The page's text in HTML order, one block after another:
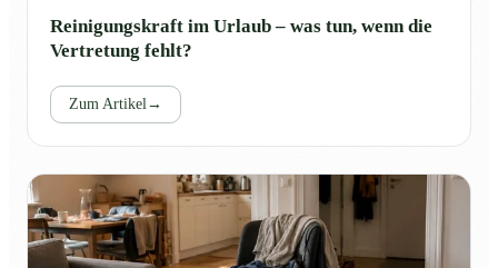
Reinigungskraft im Urlaub – was tun, wenn die
Vertretung fehlt?
Zum Artikel→